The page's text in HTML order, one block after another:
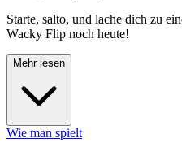
Starte, salto, und lache dich zu
Wacky Flip noch heute!
Mehr lesen
Wie man spielt